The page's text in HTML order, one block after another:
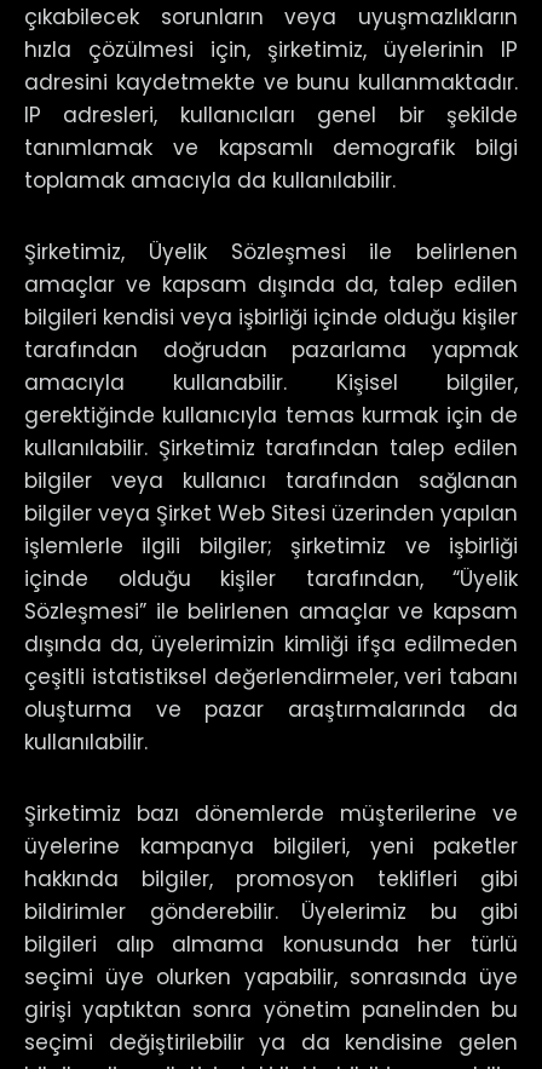
çıkabilecek sorunların veya uyuşmazlıkların
hızla çözülmesi için, şirketimiz, üyelerinin IP
adresini kaydetmekte ve bunu kullanmaktadır.
IP adresleri, kullanıcıları genel bir şekilde
tanımlamak ve kapsamlı demografik bilgi
toplamak amacıyla da kullanılabilir.
Şirketimiz, Üyelik Sözleşmesi ile belirlenen
amaçlar ve kapsam dışında da, talep edilen
bilgileri kendisi veya işbirliği içinde olduğu kişiler
tarafından doğrudan pazarlama yapmak
amacıyla kullanabilir. Kişisel bilgiler,
gerektiğinde kullanıcıyla temas kurmak için de
kullanılabilir. Şirketimiz tarafından talep edilen
bilgiler veya kullanıcı tarafından sağlanan
bilgiler veya Şirket Web Sitesi üzerinden yapılan
işlemlerle ilgili bilgiler; şirketimiz ve işbirliği
içinde olduğu kişiler tarafından, “Üyelik
Sözleşmesi” ile belirlenen amaçlar ve kapsam
dışında da, üyelerimizin kimliği ifşa edilmeden
çeşitli istatistiksel değerlendirmeler, veri tabanı
oluşturma ve pazar araştırmalarında da
kullanılabilir.
Şirketimiz bazı dönemlerde müşterilerine ve
üyelerine kampanya bilgileri, yeni paketler
hakkında bilgiler, promosyon teklifleri gibi
bildirimler gönderebilir. Üyelerimiz bu gibi
bilgileri alıp almama konusunda her türlü
seçimi üye olurken yapabilir, sonrasında üye
girişi yaptıktan sonra yönetim panelinden bu
seçimi değiştirilebilir ya da kendisine gelen